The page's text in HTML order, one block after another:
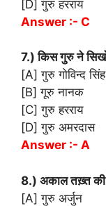
[D] गुरु हरराय
Answer :- C
7.) किस गुरु ने सिखों
[A] गुरु गोविन्द सिंह
[B] गूरु नानक
[C] गुरु हरराय
[D] गुरु अमरदास
Answer :- A
8.) अकाल तख़्त की
[A] गुरु अर्जुन